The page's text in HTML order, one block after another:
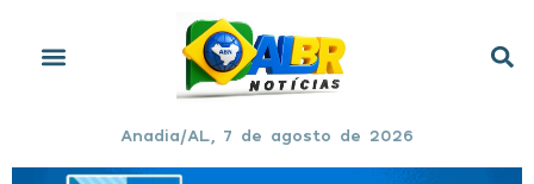
Anadia/AL, 7 de agosto de 2026